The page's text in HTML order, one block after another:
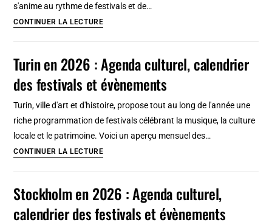
Baltique
s'anime au rythme de festivals et de…
CONTINUER LA LECTUREVenise
:
Agenda
calendrier
et
Turin en 2026 : Agenda culturel, calendrier
des festivals et évènements
Turin, ville d'art et d'histoire, propose tout au long de l'année une
riche programmation de festivals célébrant la musique, la culture
locale et le patrimoine. Voici un aperçu mensuel des…
CONTINUER LA LECTURETurin
:
Agenda
Stockholm en 2026 : Agenda culturel,
calendrier des festivals et évènements